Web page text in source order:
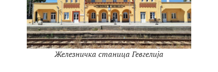
Железничка станица Гевгелија